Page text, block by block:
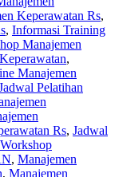
Keperawatan Rs,
, Informasi Training
Manajemen
,
Manajemen
Pelatihan
Rs, Jadwal
, Manajemen
, Manajemen